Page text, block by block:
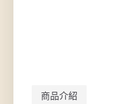
商品介紹